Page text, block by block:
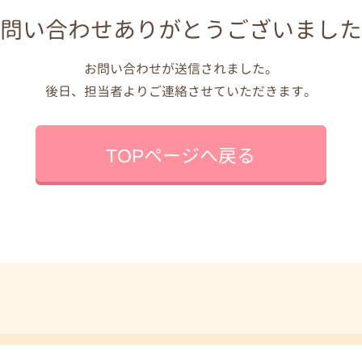
レンジフード
い合わせありがとうございました
お問い合わせが送信されました。
後日、担当者よりご連絡させていただきます。
TOPページへ戻る